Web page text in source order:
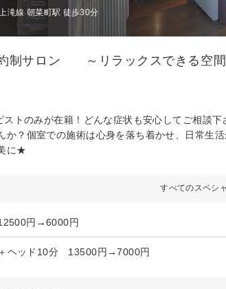
滝線 朝菜町駅 徒歩30分
制サロン ～リラックスできる空間
トのみが在籍！どんな症状も安心してご相談下
？個室での施術は心身を落ち着かせ、日常生
に★
すべてのスペシ
円→6000円
＋ヘッド10分 13500円→7000円